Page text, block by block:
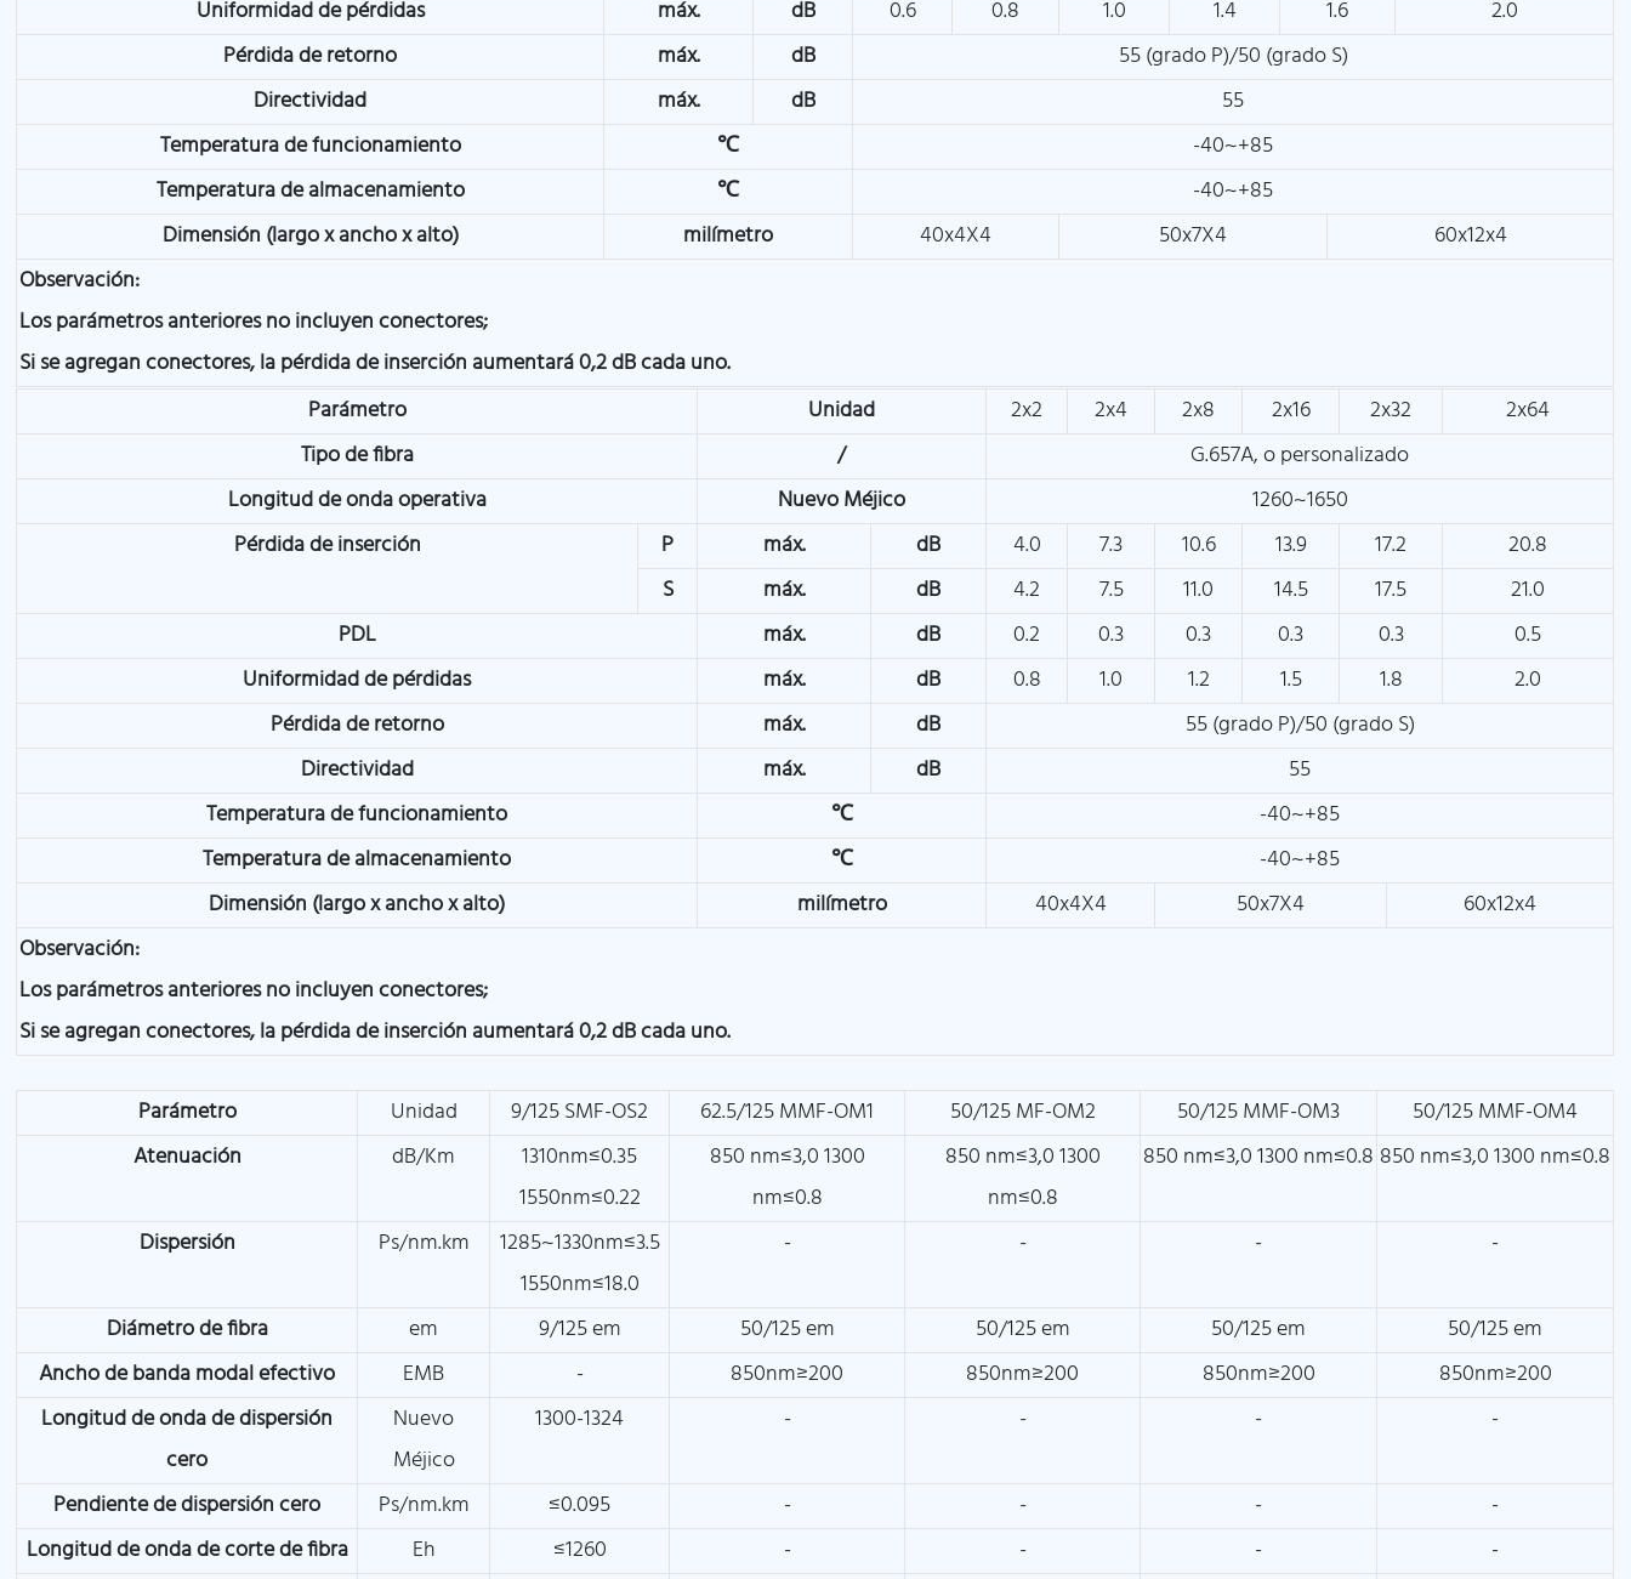
Uniformidad de pérdidas
máx. dB 0.6 0.8 1.0 1.4 1.6
2.0
Pérdida de retorno
máx. dB
55 (grado P)/50 (grado S)
Directividad
máx. dB
55
Temperatura de funcionamiento
℃
-40~+85
Temperatura de almacenamiento
℃
-40~+85
Dimensión (largo x ancho x alto)
milímetro 40x4X4 50x7X4
60x12x4
Observación:
Los parámetros anteriores no incluyen conectores;
Si se agregan conectores, la pérdida de inserción aumentará 0,2 dB cada uno.
Parámetro
Unidad 2x2 2x4 2x8 2x16 2x32
2x64
Tipo de fibra
/
G.657A, o personalizado
Longitud de onda operativa
Nuevo Méjico
1260~1650
Pérdida de inserción
P máx. dB 4.0 7.3 10.6 13.9 17.2
20.8
S
máx. dB 4.2 7.5 11.0 14.5 17.5
21.0
PDL
máx. dB 0.2 0.3 0.3 0.3 0.3
0.5
Uniformidad de pérdidas
máx. dB 0.8 1.0 1.2 1.5 1.8
2.0
Pérdida de retorno
máx. dB
55 (grado P)/50 (grado S)
Directividad
máx. dB
55
Temperatura de funcionamiento
℃
-40~+85
Temperatura de almacenamiento
℃
-40~+85
Dimensión (largo x ancho x alto)
milímetro 40x4X4 50x7X4
60x12x4
Observación:
Los parámetros anteriores no incluyen conectores;
Si se agregan conectores, la pérdida de inserción aumentará 0,2 dB cada uno.
Parámetro Unidad 9/125 SMF-OS2 62.5/125 MMF-OM1 50/125 MF-OM2 50/125 MMF-OM3
50/125 MMF-OM4
Atenuación
dB/Km
1310nm≤0.35
1550nm≤0.22
850 nm≤3,0 1300
nm≤0.8
850 nm≤3,0 1300
nm≤0.8
850 nm≤3,0 1300 nm≤0.8 850 nm≤3,0 1300 nm≤0.8
Dispersión Ps/nm.km
1285~1330nm≤3.5
1550nm≤18.0
- - - -
Diámetro de fibra em 9/125 em 50/125 em 50/125 em 50/125 em
50/125 em
Ancho de banda modal efectivo
EMB - 850nm≥200 850nm≥200 850nm≥200
850nm≥200
Longitud de onda de dispersión
cero
Nuevo
Méjico
1300-1324 - - - -
Pendiente de dispersión cero Ps/nm.km ≤0.095 - - -
-
Longitud de onda de corte de fibra
Eh ≤1260 - - -
-